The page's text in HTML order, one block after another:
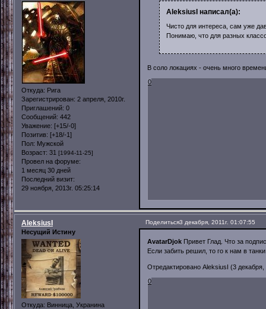
Откуда: Рига
Зарегистрирован: 2 апреля, 2010г.
Приглашений: 0
Сообщений: 442
Уважение: [+15/-0]
Позитив: [+18/-1]
Пол: Мужской
Возраст: 31 [1994-11-25]
Провел на форуме:
1 месяц 30 дней
Последний визит:
29 ноября, 2013г. 05:25:14
AleksiusI написал(а):
Чисто для интереса, сам уже
Понимаю, что для разных
В соло локациях - очень много
0
Поделиться3 декабря, 2011г. 01:07:55
AleksiusI
Несущий Истину
Откуда: Винница, Укранина
AvatarDjok Привет Глад. Что за
Если забить решил, то го к нам в
Отредактировано AleksiusI (3 декабря,
0